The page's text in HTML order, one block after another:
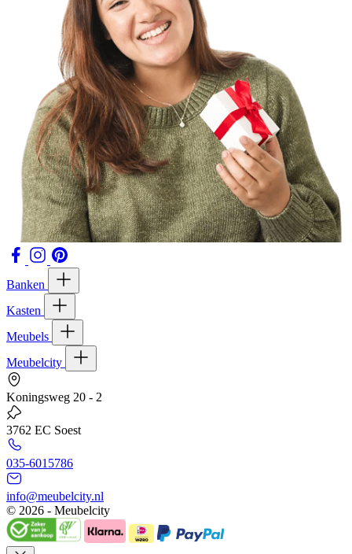
Banken
Kasten
Meubels
Meubelcity
Koningsweg 20 - 2
3762 EC Soest
035-6015786
info@meubelcity.nl
© 2026 - Meubelcity